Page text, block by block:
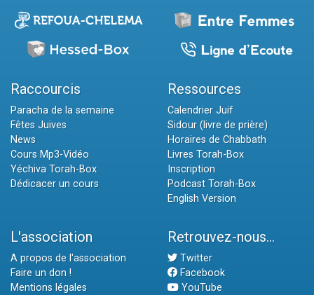
Raccourcis
Paracha de la semaine
Fêtes Juives
News
Cours Mp3-Vidéo
Yéchiva Torah-Box
Dédicacer un cours
Ressources
Calendrier Juif
Sidour (livre de prière)
Horaires de Chabbath
Livres Torah-Box
Inscription
Podcast Torah-Box
English Version
L'association
A propos de l'association
Faire un don !
Mentions légales
Retrouvez-nous...
Twitter
Facebook
YouTube